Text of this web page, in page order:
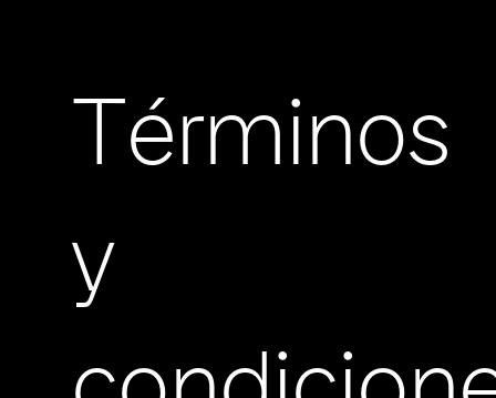
Términos
y